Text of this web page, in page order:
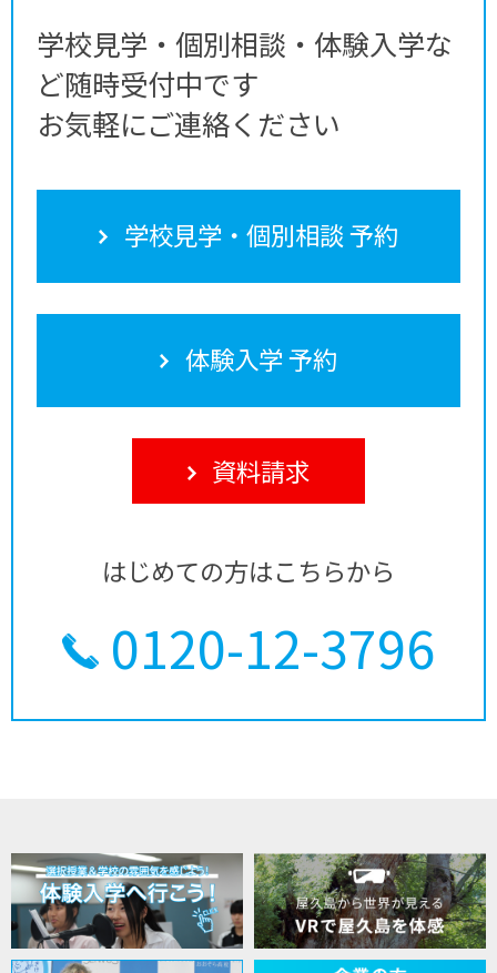
学校見学・個別相談・体験入学な
ど随時受付中です
お気軽にご連絡ください
学校見学・個別相談 予約
体験入学 予約
資料請求
はじめての方はこちらから
0120-12-3796